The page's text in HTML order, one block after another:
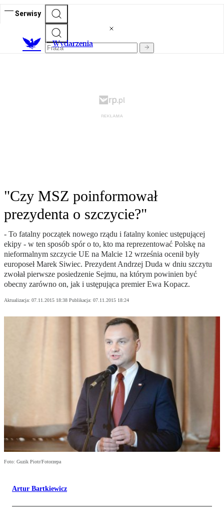
Serwisy
Wydarzenia
"Czy MSZ poinformował
prezydenta o szczycie?"
- To fatalny początek nowego rządu i fatalny koniec ustępującej
ekipy - w ten sposób spór o to, kto ma reprezentować Polskę na
nieformalnym szczycie UE na Malcie 12 września ocenił były
europoseł Marek Siwiec. Prezydent Andrzej Duda w dniu szczytu
zwołał pierwsze posiedzenie Sejmu, na którym powinien być
obecny zarówno on, jak i ustępująca premier Ewa Kopacz.
Aktualizacja: 07.11.2015 18:38 Publikacja: 07.11.2015 18:24
Foto: Guzik Piotr/Fotorzepa
Artur Bartkiewicz